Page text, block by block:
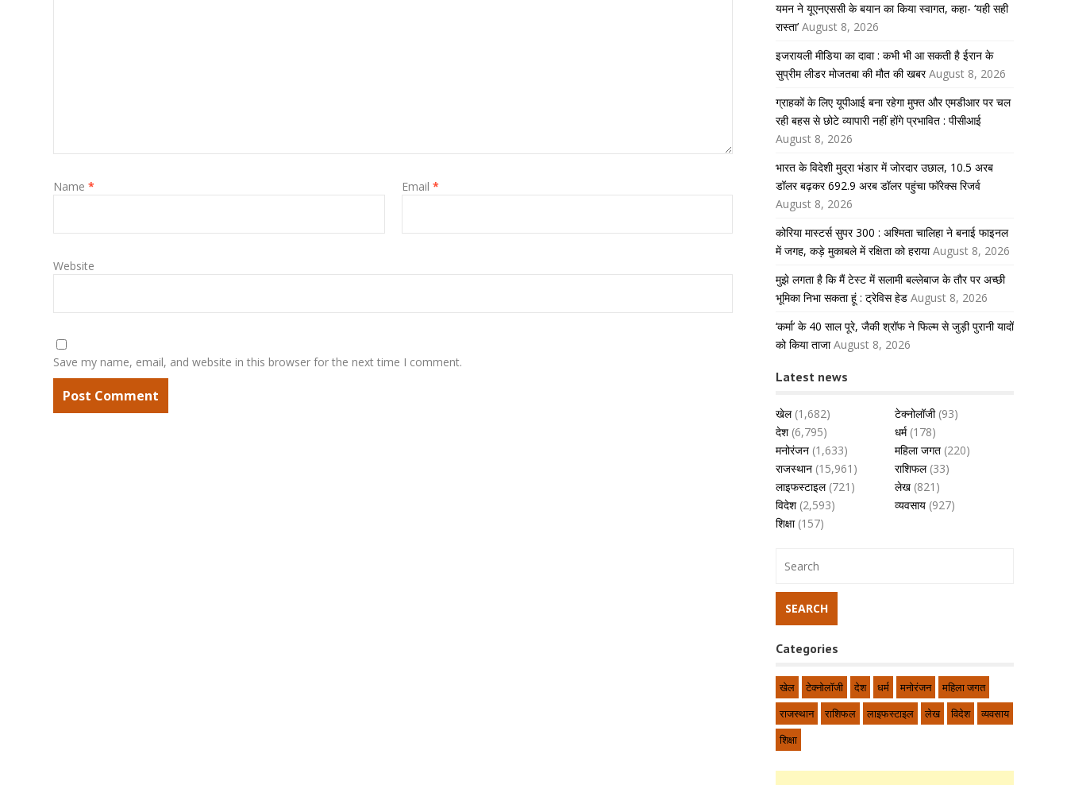
Name * Email *
Website
Save my name, email, and website in this browser for the next time I comment.
यमन ने यूएनएससी के बयान का किया स्वागत, कहा- ‘यही सही
रास्ता’ August 8, 2026
इजरायली मीडिया का दावा : कभी भी आ सकती है ईरान के
सुप्रीम लीडर मोजतबा की मौत की खबर August 8, 2026
ग्राहकों के लिए यूपीआई बना रहेगा मुफ्त और एमडीआर पर चल
रही बहस से छोटे व्यापारी नहीं होंगे प्रभावित : पीसीआई
August 8, 2026
भारत के विदेशी मुद्रा भंडार में जोरदार उछाल, 10.5 अरब
डॉलर बढ़कर 692.9 अरब डॉलर पहुंचा फॉरेक्स रिजर्व
August 8, 2026
कोरिया मास्टर्स सुपर 300 : अश्मिता चालिहा ने बनाई फाइनल
में जगह, कड़े मुकाबले में रक्षिता को हराया August 8, 2026
मुझे लगता है कि मैं टेस्ट में सलामी बल्लेबाज के तौर पर अच्छी
भूमिका निभा सकता हूं : ट्रेविस हेड August 8, 2026
‘कर्मा’ के 40 साल पूरे, जैकी श्रॉफ ने फिल्म से जुड़ी पुरानी यादों
को किया ताजा August 8, 2026
Latest news
खेल(1,682) टेक्नोलॉजी(93)
देश(6,795) धर्म(178)
मनोरंजन (1,633) महिला जगत (220)
राजस्थान (15,961) राशिफल(33)
लाइफस्टाइल(721) लेख (821)
विदेश(2,593) व्यवसाय (927)
शिक्षा(157)
Categories
खेल टेक्नोलॉजी देश धर्म मनोरंजन
महिला जगत
राजस्थान
राशिफल लाइफस्टाइल लेख विदेश
व्यवसाय
शिक्षा